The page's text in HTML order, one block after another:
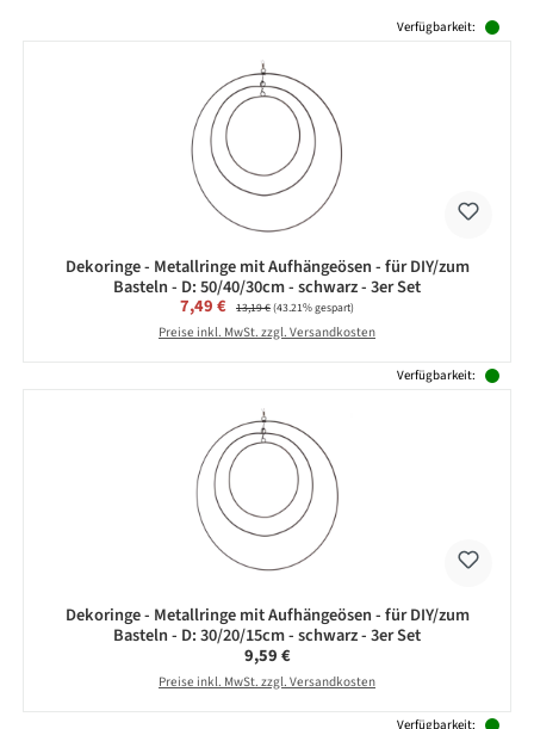
Verfügbarkeit:
Dekoringe - Metallringe mit Aufhängeösen - für DIY/zum
Basteln - D: 50/40/30cm - schwarz - 3er Set
Verkaufspreis:
7,49 € Regulärer Preis:
13,19 €(43.21% gespart)
Preise inkl. MwSt. zzgl. Versandkosten
Verfügbarkeit:
Dekoringe - Metallringe mit Aufhängeösen - für DIY/zum
Basteln - D: 30/20/15cm - schwarz - 3er Set
Regulärer Preis:
9,59 €
Preise inkl. MwSt. zzgl. Versandkosten
Verfügbarkeit: